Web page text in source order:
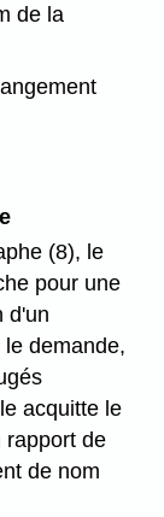
de la
(8), le
pour une
d'un
demande,
acquitte le
rapport de
de nom